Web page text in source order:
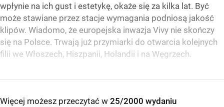
wpłynie na ich gust i estetykę, okaże się za kilka lat. Być
może stawiane przez stacje wymagania podniosą jakość
klipów. Wiadomo, że europejska inwazja Vivy nie skończy
się na Polsce. Trwają już przymiarki do otwarcia kolejnych
filii we Włoszech, Hiszpanii, Holandii i na Węgrzech.
Więcej możesz przeczytać w 25/2000 wydaniu